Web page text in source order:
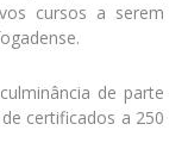
cursos a serem
de parte
certificados a 250